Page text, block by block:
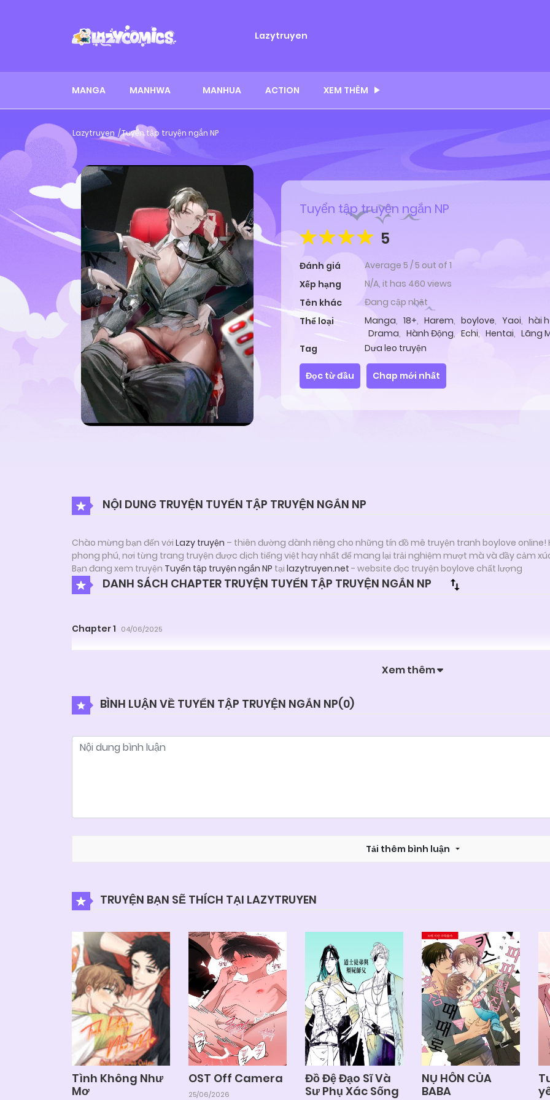
Lazytruyen
MANGA MANHWA MANHUA ACTION XEM THÊM
Lazytruyen Tuyển tập truyện ngắn NP
Tuyển tập truyện ngắn NP
5
Đánh giá Average 5 /5 out of 1
Xếp hạng
N/A, it has 460 views
Tên khác
Đang cập nhật
Thể loại
Manga, 18+, Harem, boylove, Yaoi, hài
Drama, Hành Động, Echi, Hentai, Lãng
Thú, Tình Cảm
Tag Dưa leo truyện
Đọc từ đầu Chap mới nhất
NỘI DUNG TRUYỆN TUYỂN TẬP TRUYỆN NGẮN NP
Chào mừng bạn đến với Lazy truyện – thiên đường dành riêng cho những tín đồ mê truyện tranh boylove
phong phú, nơi từng trang truyện được dịch tiếng việt hay nhất để mang lại trải nghiệm mượt mà và đầy cảm
Bạn đang xem truyện Tuyển tập truyện ngắn NP tại lazytruyen.net - website đọc truyện boylove chất lượng
DANH SÁCH CHAPTER TRUYỆN TUYỂN TẬP TRUYỆN NGẮN NP
Chapter 1 04/06/2025
Xem thêm
BÌNH LUẬN VỀ TUYỂN TẬP TRUYỆN NGẮN NP(0)
Tải thêm bình luận
TRUYỆN BẠN SẼ THÍCH TẠI LAZYTRUYEN
Tình Không Như
Mơ
OST Off Camera
25/06/2026
Đồ Đệ Đạo Sĩ Và
Sư Phụ Xác Sống
NỤ HÔN CỦA
BABA